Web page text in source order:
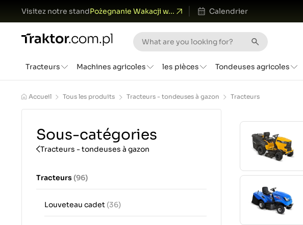
Visitez notre standPożegnanie Wakacji w... Calendrier
Tracteurs Machines agricoles les pièces Tondeuses agricoles
Accueil Tous les produits Tracteurs - tondeuses à gazon Tracteurs
Sous-catégories
Tracteurs - tondeuses à gazon
Tracteurs(96)
Louveteau cadet (36)